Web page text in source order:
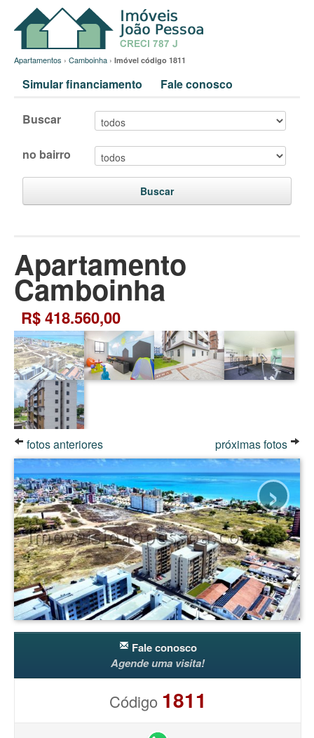
Apartamentos › Camboinha › Imóvel código 1811
Simular financiamento Fale conosco
Buscar
no bairro
Buscar
Apartamento
Camboinha
R$ 418.560,00
fotos anteriores próximas fotos
›
Fale conosco
Agende uma visita!
Código 1811